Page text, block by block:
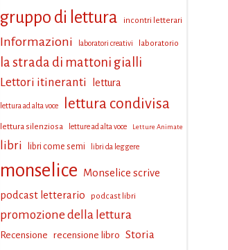
gruppo di lettura incontri letterari
Informazioni laboratori creativi laboratorio
la strada di mattoni gialli
Lettori itineranti lettura
lettura ad alta voce lettura condivisa
lettura silenziosa letture ad alta voce Letture Animate
libri libri come semi libri da leggere
monselice Monselice scrive
podcast letterario
podcast libri
promozione della lettura
Recensione recensione libro Storia